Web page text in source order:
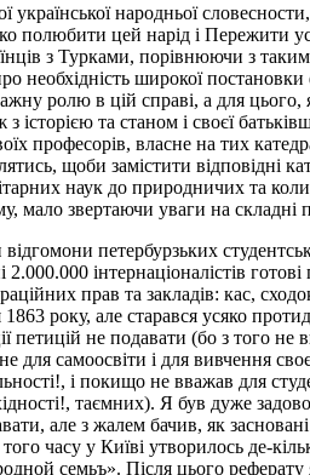
української народньої
полюбити цей нарід і Пережити
з Турками, порівнюючи з
необхідність широкої
ролю в цій справі, а для цього,
історією та станом і своєї
професорів, власне на тих
щоби замістити
наук до природничих та
мало звертаючи уваги на
відгомони петербурзьких
2.000.000 інтернаціоналістів
прав та закладів: кас,
року, але старався усяко
петицій не подавати (бо з того
для самоосвіти і для вивчення
і покищо не вважав для
таємних). Я був дуже
але з жалем бачив, як
часу у Київі утворилось де-
семьъ». Після цього реферату